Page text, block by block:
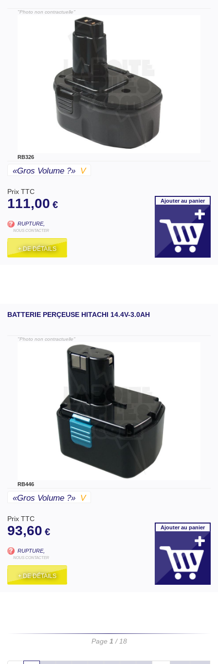
"Photo non contractuelle"
RB326
«gros Volume ?» V
Prix TTC
111,00 €
RUPTURE,
NOUS CONTACTER
+ DE DÉTAILS
Ajouterau panier
BATTERIE PERÇEUSE HITACHI 14.4V-3.0AH
"Photo non contractuelle"
RB446
«gros Volume ?» V
Prix TTC
93,60 €
RUPTURE,
NOUS CONTACTER
+ DE DÉTAILS
Ajouterau panier
Page 1 / 18